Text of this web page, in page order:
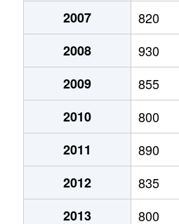
有馬町
3,300万円
950万円
400万円
580万円
290万円
250万円
600万円
2007
820
2008
930
2009
855
2010
800
2011
890
2012
835
2013
800